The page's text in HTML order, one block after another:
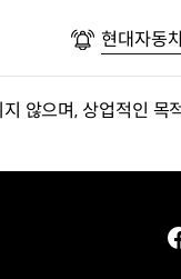
현대자동
않으며, 상업적인 목